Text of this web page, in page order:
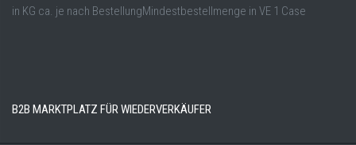
in KG ca. je nach BestellungMindestbestellmenge in VE 1 Case
B2B MARKTPLATZ FÜR WIEDERVERKÄUFER